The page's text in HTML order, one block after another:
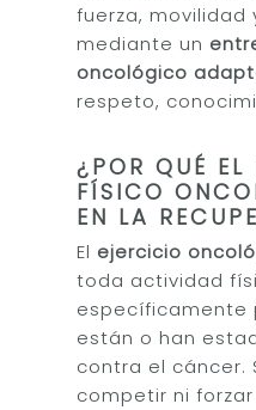
fuerza, movilidad
mediante un
oncológico
respeto,
¿POR QUÉ EL
FÍSICO
EN LA
El ejercicio
toda actividad
específicamente
están o han
contra el cáncer.
competir ni